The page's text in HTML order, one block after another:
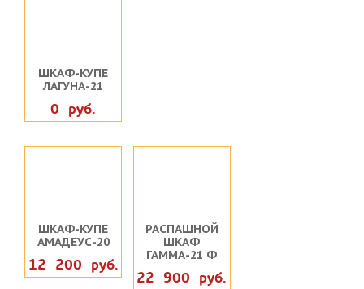
ШКАФ-КУПЕ
ЛАГУНА-21
0 руб.
ШКАФ-КУПЕ
АМАДЕУС-20
12 200 руб.
РАСПАШНОЙ
ШКАФ
ГАММА-21 Ф
22 900 руб.